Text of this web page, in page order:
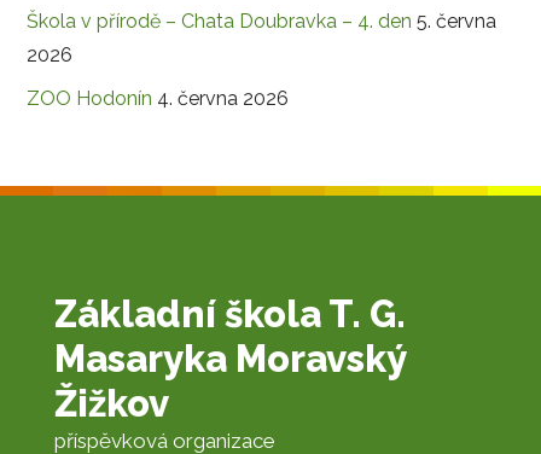
Škola v přírodě – Chata Doubravka – 4. den 5. června
2026
ZOO Hodonín 4. června 2026
Základní škola T. G.
Masaryka Moravský
Žižkov
příspěvková organizace